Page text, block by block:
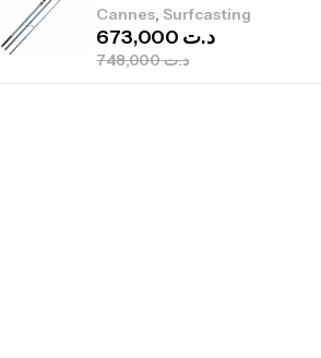
Cannes, Jigging
د.ت379,000
د.ت340,000